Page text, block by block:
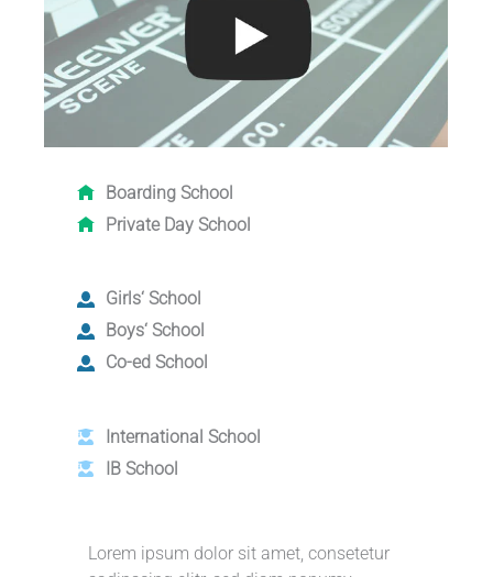
Boarding School
Private Day School
Girls‘ School
Boys‘ School
Co-ed School
International School
IB School
Lorem ipsum dolor sit amet, consetetur